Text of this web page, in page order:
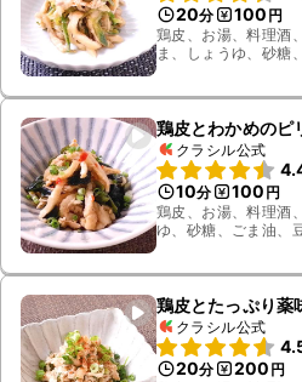
20分 100 円
鶏皮、お湯、料理酒
ま、しょうゆ、砂糖
鶏皮とわかめのピ
クラシル公式
10分 100 円
鶏皮、お湯、料理酒
ゆ、砂糖、ごま油、
鶏皮とたっぷり薬
クラシル公式
20分 200 円